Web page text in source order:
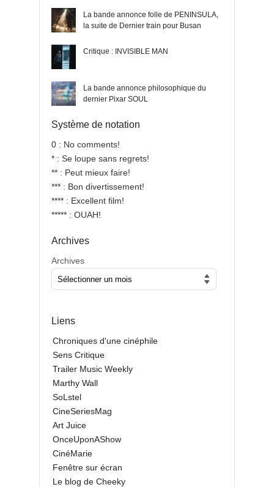
La bande annonce folle de PENINSULA,
la suite de Dernier train pour Busan
Critique : INVISIBLE MAN
La bande annonce philosophique du
dernier Pixar SOUL
Système de notation
0 : No comments!
* : Se loupe sans regrets!
** : Peut mieux faire!
*** : Bon divertissement!
**** : Excellent film!
***** : OUAH!
Archives
Archives
Liens
Chroniques d'une cinéphile
Sens Critique
Trailer Music Weekly
Marthy Wall
SoLstel
CineSeriesMag
Art Juice
OnceUponAShow
CinéMarie
Fenêtre sur écran
Le blog de Cheeky